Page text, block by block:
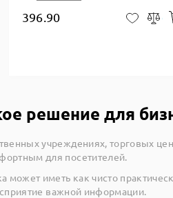
396.90 В
решение для
учреждениях, торговых
для посетителей.
иметь как чисто
важной информации.